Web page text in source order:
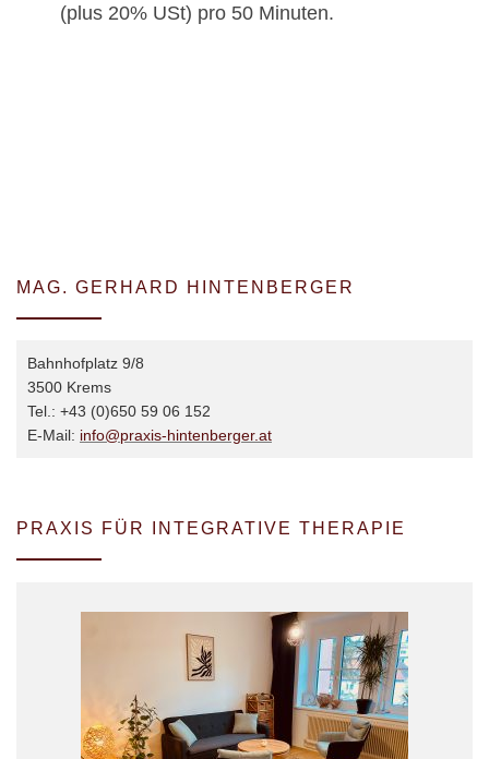
(plus 20% USt) pro 50 Minuten.
MAG. GERHARD HINTENBERGER
Bahnhofplatz 9/8
3500 Krems
Tel.: +43 (0)650 59 06 152
E-Mail: info@praxis-hintenberger.at
PRAXIS FÜR INTEGRATIVE THERAPIE